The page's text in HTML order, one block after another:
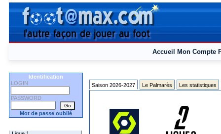
Accueil Mon Compte
Identification
LOGIN
PASSWORD
Mot de passe oublié
Saison 2026-2027 Le Palmarès Les statistiques